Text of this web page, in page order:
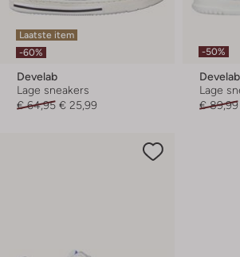
Laatste item
-60%
Develab
Lage sneakers
€ 64,95 € 25,99
-50%
Develab
Lage
€ 89,99